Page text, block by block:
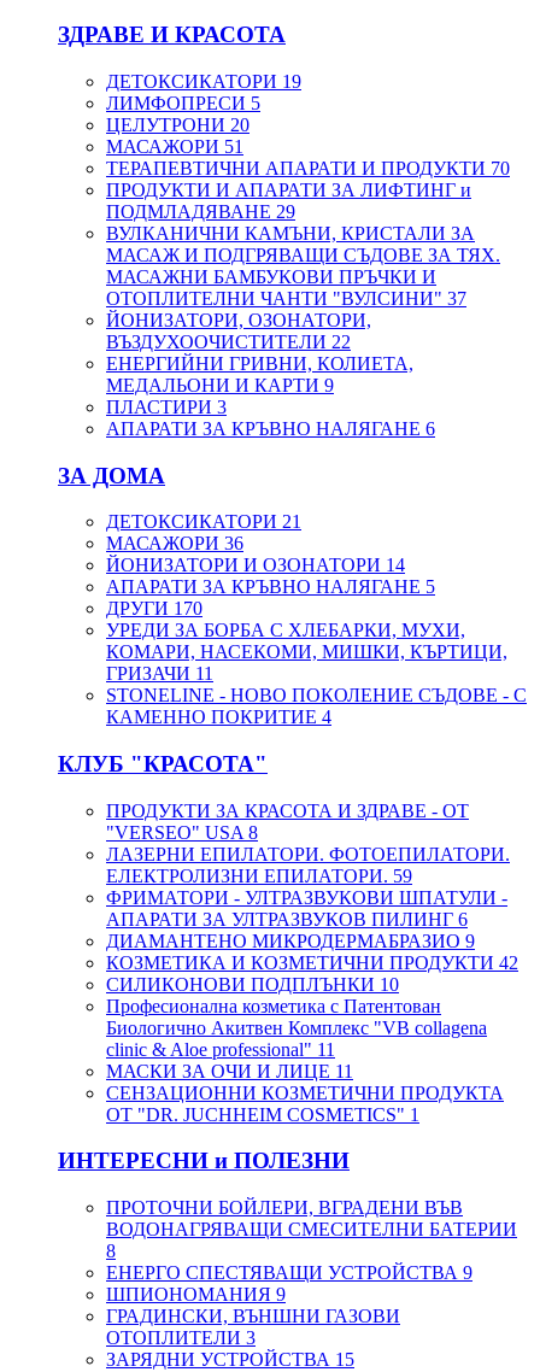
ЗДРАВЕ И КРАСОТА
ДЕТОКСИКАТОРИ 19
ЛИМФОПРЕСИ 5
ЦЕЛУТРОНИ 20
МАСАЖОРИ 51
ТЕРАПЕВТИЧНИ АПАРАТИ И ПРОДУКТИ 70
ПРОДУКТИ И АПАРАТИ ЗА ЛИФТИНГ и
ПОДМЛАДЯВАНЕ 29
ВУЛКАНИЧНИ КАМЪНИ, КРИСТАЛИ ЗА
МАСАЖ И ПОДГРЯВАЩИ СЪДОВЕ ЗА ТЯХ.
МАСАЖНИ БАМБУКОВИ ПРЪЧКИ И
ОТОПЛИТЕЛНИ ЧАНТИ "ВУЛСИНИ" 37
ЙОНИЗАТОРИ, ОЗОНАТОРИ,
ВЪЗДУХООЧИСТИТЕЛИ 22
ЕНЕРГИЙНИ ГРИВНИ, КОЛИЕТА,
МЕДАЛЬОНИ И КАРТИ 9
ПЛАСТИРИ 3
АПАРАТИ ЗА КРЪВНО НАЛЯГАНЕ 6
ЗА ДОМА
ДЕТОКСИКАТОРИ 21
МАСАЖОРИ 36
ЙОНИЗАТОРИ И ОЗОНАТОРИ 14
АПАРАТИ ЗА КРЪВНО НАЛЯГАНЕ 5
ДРУГИ 170
УРЕДИ ЗА БОРБА С ХЛЕБАРКИ, МУХИ,
КОМАРИ, НАСЕКОМИ, МИШКИ, КЪРТИЦИ,
ГРИЗАЧИ 11
STONELINE - НОВО ПОКОЛЕНИЕ СЪДОВЕ - С
КАМЕННО ПОКРИТИЕ 4
КЛУБ "КРАСОТА"
ПРОДУКТИ ЗА КРАСОТА И ЗДРАВЕ - ОТ
"VERSEO" USA 8
ЛАЗЕРНИ ЕПИЛАТОРИ. ФОТОЕПИЛАТОРИ.
ЕЛЕКТРОЛИЗНИ ЕПИЛАТОРИ. 59
ФРИМАТОРИ - УЛТРАЗВУКОВИ ШПАТУЛИ -
АПАРАТИ ЗА УЛТРАЗВУКОВ ПИЛИНГ 6
ДИАМАНТЕНО МИКРОДЕРМАБРАЗИО 9
КОЗМЕТИКА И КОЗМЕТИЧНИ ПРОДУКТИ 42
СИЛИКОНОВИ ПОДПЛЪНКИ 10
Професионална козметика с Патентован
Биологично Акитвен Комплекс "VB collagena
clinic & Aloe professional" 11
МАСКИ ЗА ОЧИ И ЛИЦЕ 11
СЕНЗАЦИОННИ КОЗМЕТИЧНИ ПРОДУКТА
ОТ "DR. JUCHHEIM COSMETICS" 1
ИНТЕРЕСНИ и ПОЛЕЗНИ
ПРОТОЧНИ БОЙЛЕРИ, ВГРАДЕНИ ВЪВ
ВОДОНАГРЯВАЩИ СМЕСИТЕЛНИ БАТЕРИИ
8
ЕНЕРГО СПЕСТЯВАЩИ УСТРОЙСТВА 9
ШПИОНОМАНИЯ 9
ГРАДИНСКИ, ВЪНШНИ ГАЗОВИ
ОТОПЛИТЕЛИ 3
ЗАРЯДНИ УСТРОЙСТВА 15